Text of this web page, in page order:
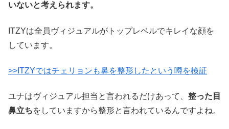
いないと考えられます。
ITZYは全員ヴィジュアルがトップレベルでキレイな顔を
しています。
>>ITZYではチェリョンも鼻を整形したという噂を検証
ユナはヴィジュアル担当と言われるだけあって、 整った目
鼻立ちをしていますから整形と言われているんですよね。